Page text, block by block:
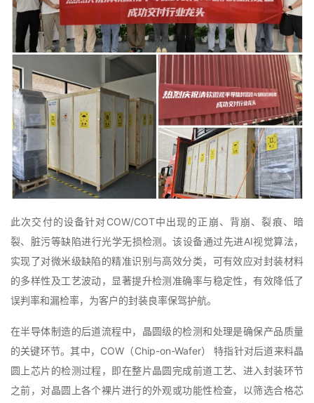
此次交付的设备针对COW/COT中出现的正崩、背崩、裂痕、暗
裂、脏污等缺陷进行光学无损检测。该设备通过先进AI视觉算法，
实现了对微米级缺陷的精准识别与高效分类，可有效应对封装材料
的多样性及工艺波动，显著提升检测准确率与稳定性，有效降低了
误判率和漏检率，为客户的封装良率保驾护航。
在半导体制造的后道流程中，晶圆级的检测和处理是确保产品质量
的关键环节。其中，COW（Chip-on-Wafer） 特指针对后道来料晶
圆上芯片的检测过程，即在整片晶圆完成前道工艺、进入封装环节
之前，对晶圆上各个裸片进行的外观或功能性检查，以筛选合格芯